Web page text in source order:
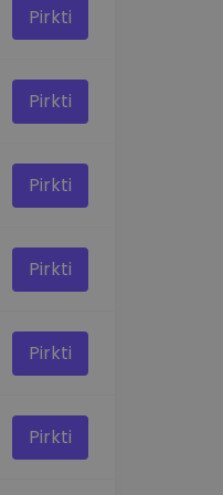
Pirkti
Pirkti
Pirkti
Pirkti
Pirkti
Pirkti